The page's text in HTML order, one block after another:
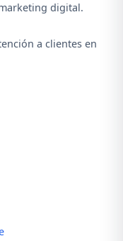
digital.
a clientes en